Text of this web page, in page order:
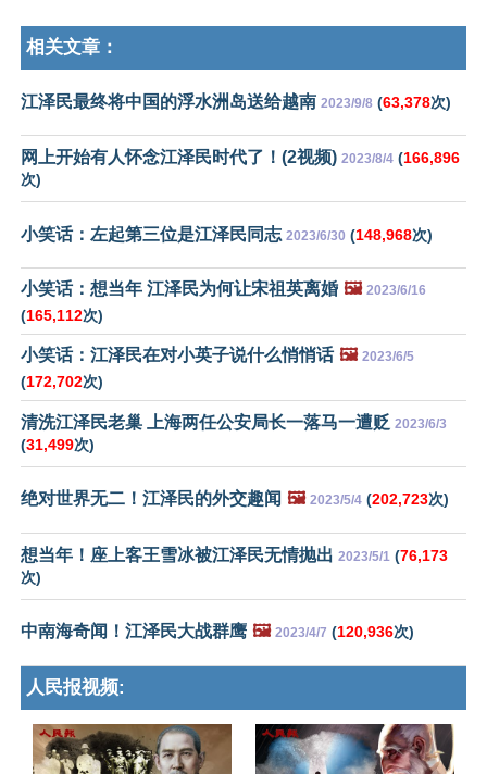
相关文章：
江泽民最终将中国的浮水洲岛送给越南 2023/9/8 (63,378次)
网上开始有人怀念江泽民时代了！(2视频) 2023/8/4 (166,896
次)
小笑话：左起第三位是江泽民同志 2023/6/30 (148,968次)
小笑话：想当年 江泽民为何让宋祖英离婚 🖼️ 2023/6/16
(165,112次)
小笑话：江泽民在对小英子说什么悄悄话 🖼️ 2023/6/5
(172,702次)
清洗江泽民老巢 上海两任公安局长一落马一遭贬 2023/6/3
(31,499次)
绝对世界无二！江泽民的外交趣闻 🖼️ 2023/5/4 (202,723次)
想当年！座上客王雪冰被江泽民无情抛出 2023/5/1 (76,173
次)
中南海奇闻！江泽民大战群鹰 🖼️ 2023/4/7 (120,936次)
人民报视频: